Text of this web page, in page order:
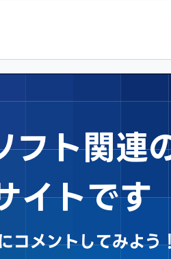
ト関連
イトです
コメントしてみよう